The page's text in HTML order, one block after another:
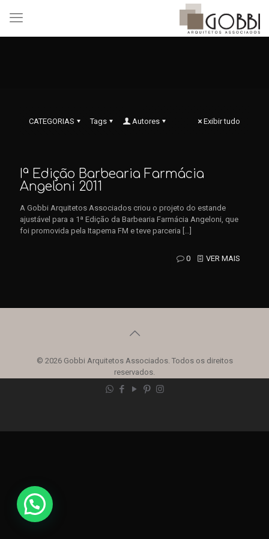
CATEGORIAS Tags Autores Exibir tudo
Iª Edição Barbearia Farmácia
Angeloni 2011
A Gobbi Arquitetos Associados criou o projeto do estande
ajustável para a 1ª Edição da Barbearia Farmácia Angeloni, que
foi promovida pela Itapema FM e teve parceria […]
0 VER MAIS
© 2026 Gobbi Arquitetos Associados. Todos os direitos
reservados.